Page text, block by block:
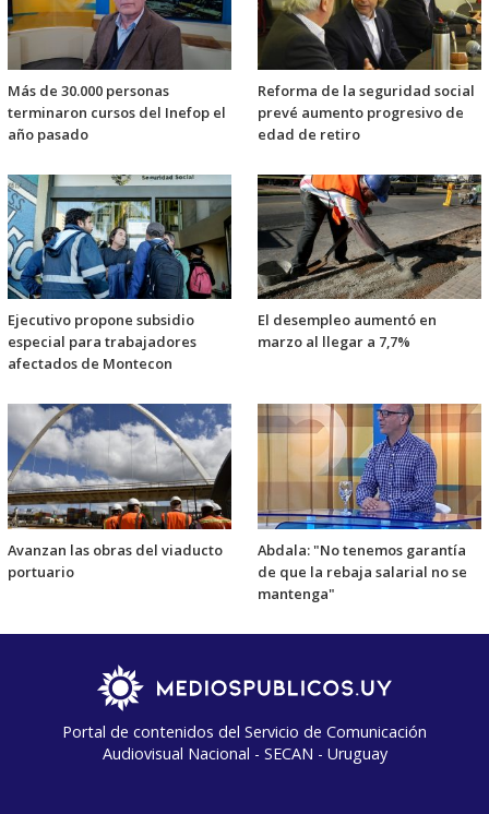
Más de 30.000 personas
terminaron cursos del Inefop el
año pasado
Reforma de la seguridad social
prevé aumento progresivo de
edad de retiro
Ejecutivo propone subsidio
especial para trabajadores
afectados de Montecon
El desempleo aumentó en
marzo al llegar a 7,7%
Avanzan las obras del viaducto
portuario
Abdala: "No tenemos garantía
de que la rebaja salarial no se
mantenga"
Portal de contenidos del Servicio de Comunicación
Audiovisual Nacional - SECAN - Uruguay